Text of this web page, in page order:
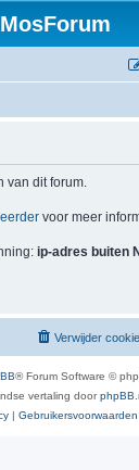
MosForum
van dit forum.
voor meer
ip-adres buiten
Verwijder
® Forum Software ©
vertaling door
| Gebruikersvoorwaarden